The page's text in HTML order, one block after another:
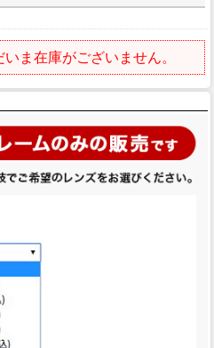
ま在庫がございません。